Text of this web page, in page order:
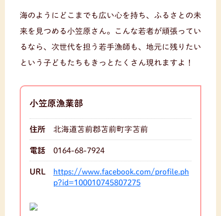
海のようにどこまでも広い心を持ち、ふるさとの未
来を見つめる小笠原さん。こんな若者が頑張ってい
るなら、次世代を担う若手漁師も、地元に残りたい
という子どもたちもきっとたくさん現れますよ！
小笠原漁業部
住所 北海道苫前郡苫前町字苫前
電話 0164-68-7924
URL
https://www.facebook.com/profile.ph
p?id=100010745807275